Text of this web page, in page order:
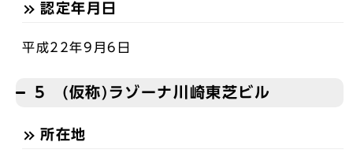
認定年月日
平成22年9月6日
5 (仮称)ラゾーナ川崎東芝ビル
所在地